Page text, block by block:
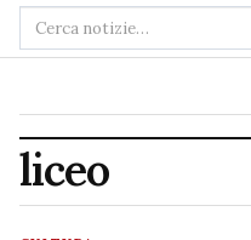
Cerca
nel
liceo